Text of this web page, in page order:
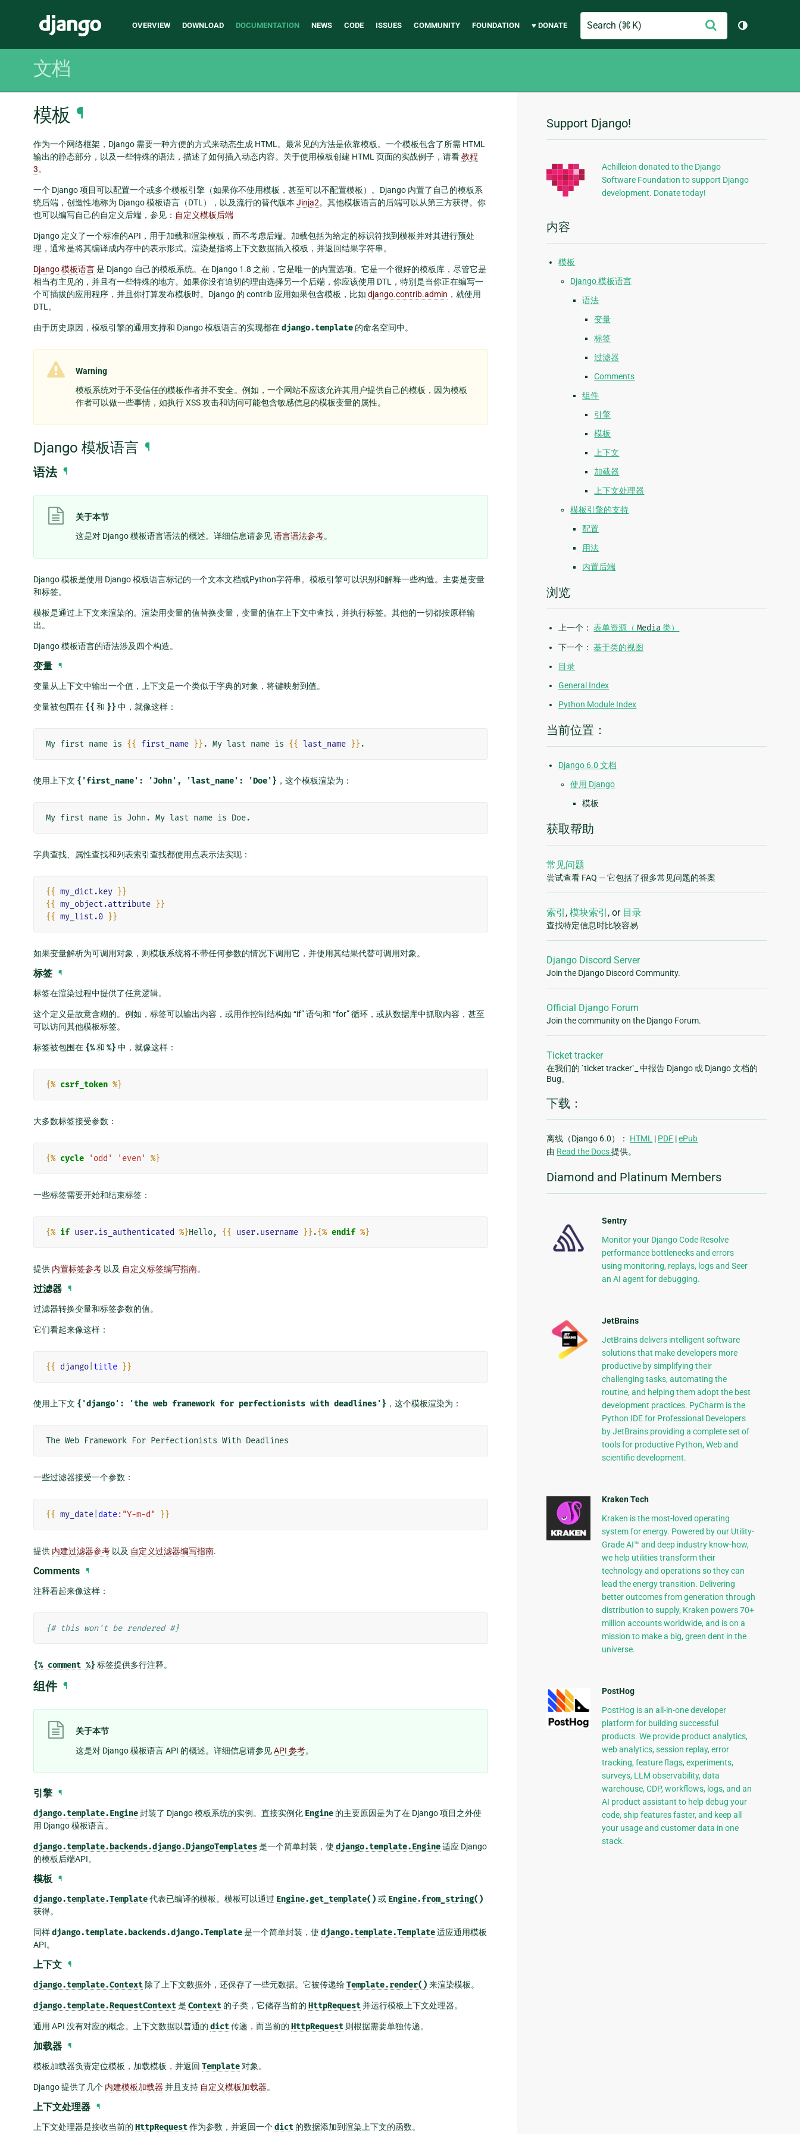
Django
Main
OVERVIEW DOWNLOAD DOCUMENTATION NEWS CODE ISSUES COMMUNITY FOUNDATION ♥ DONATE
Search
交
切换主题（
文档
模板 ¶
作为一个网络框架，Django 需要一种方便的方式来动态生成 HTML。最常见的方法是依靠模板。一个模板包含了所需 HTML
输出的静态部分，以及一些特殊的语法，描述了如何插入动态内容。关于使用模板创建 HTML 页面的实战例子，请看教程
3。
一个 Django 项目可以配置一个或多个模板引擎（如果你不使用模板，甚至可以不配置模板）。Django 内置了自己的模板系
统后端，创造性地称为 Django 模板语言（DTL），以及流行的替代版本 Jinja2。其他模板语言的后端可以从第三方获得。你
也可以编写自己的自定义后端，参见： 自定义模板后端
Django 定义了一个标准的API，用于加载和渲染模板，而不考虑后端。加载包括为给定的标识符找到模板并对其进行预处
理，通常是将其编译成内存中的表示形式。渲染是指将上下文数据插入模板，并返回结果字符串。
Django 模板语言是 Django 自己的模板系统。在 Django 1.8 之前，它是唯一的内置选项。它是一个很好的模板库，尽管它是
相当有主见的，并且有一些特殊的地方。如果你没有迫切的理由选择另一个后端，你应该使用 DTL，特别是当你正在编写一
个可插拔的应用程序，并且你打算发布模板时。Django 的 contrib 应用如果包含模板，比如 django.contrib.admin ，就使用
DTL。
由于历史原因，模板引擎的通用支持和 Django 模板语言的实现都在django.template 的命名空间中。
Warning
模板系统对于不受信任的模板作者并不安全。例如，一个网站不应该允许其用户提供自己的模板，因为模板
作者可以做一些事情，如执行 XSS 攻击和访问可能包含敏感信息的模板变量的属性。
Django 模板语言 ¶
语法 ¶
关于本节
这是对 Django 模板语言语法的概述。详细信息请参见语言语法参考。
Django 模板是使用 Django 模板语言标记的一个文本文档或Python字符串。模板引擎可以识别和解释一些构造。主要是变量
和标签。
模板是通过上下文来渲染的。渲染用变量的值替换变量，变量的值在上下文中查找，并执行标签。其他的一切都按原样输
出。
Django 模板语言的语法涉及四个构造。
变量 ¶
变量从上下文中输出一个值，上下文是一个类似于字典的对象，将键映射到值。
变量被包围在 {{ 和 }} 中，就像这样：
My first name is {{ first_name }} . My last name is {{ last_name }}
使用上下文 {'first_name': 'John', 'last_name': 'Doe'} ，这个模板渲染为：
字典查找、属性查找和列表索引查找都使用点表示法实现：
{{ my_dict.key }}
{{ my_object.attribute }}
{{ my_list.0 }}
如果变量解析为可调用对象，则模板系统将不带任何参数的情况下调用它，并使用其结果代替可调用对象。
标签 ¶
标签在渲染过程中提供了任意逻辑。
这个定义是故意含糊的。例如，标签可以输出内容，或用作控制结构如 “if” 语句和 “for” 循环，或从数据库中抓取内容，甚至
可以访问其他模板标签。
标签被包围在 {%和 %} 中，就像这样：
{% csrf_token %}
大多数标签接受参数：
{% cycle 'odd' 'even' %}
一些标签需要开始和结束标签：
{% if user.is_authenticated %}Hello, {{ user.username }} .{% endif %}
提供 内置标签参考 以及 自定义标签编写指南。
过滤器 ¶
过滤器转换变量和标签参数的值。
它们看起来像这样：
{{ django title }}
使用上下文 {'django': 'the web framework for perfectionists with deadlines'} ，这个模板渲染为：
一些过滤器接受一个参数：
{{ my_date date:"Y-m-d" }}
提供 内建过滤器参考 以及 自定义过滤器编写指南.
Comments ¶
注释看起来像这样：
{# this won't be rendered #}
{% comment %} 标签提供多行注释。
组件 ¶
关于本节
这是对 Django 模板语言 API 的概述。详细信息请参见API 参考。
引擎 ¶
django.template.Engine封装了 Django 模板系统的实例。直接实例化 Engine 的主要原因是为了在 Django 项目之外使
用 Django 模板语言。
django.template.backends.django.DjangoTemplates是一个简单封装，使 django.template.Engine适应 Django
的模板后端API。
模板 ¶
django.template.Template代表已编译的模板。模板可以通过 Engine.get_template() 或 Engine.from_string()
获得。
同样django.template.backends.django.Template是一个简单封装，使 django.template.Template适应通用模板
API。
上下文 ¶
django.template.Context 除了上下文数据外，还保存了一些元数据。它被传递给Template.render() 来渲染模板。
django.template.RequestContext是 Context 的子类，它储存当前的 HttpRequest并运行模板上下文处理器。
通用 API 没有对应的概念。上下文数据以普通的 dict传递，而当前的 HttpRequest 则根据需要单独传递。
加载器 ¶
模板加载器负责定位模板，加载模板，并返回 Template 对象。
Django 提供了几个 内建模板加载器 并且支持 自定义模板加载器。
上下文处理器 ¶
上下文处理器是接收当前的 HttpRequest作为参数，并返回一个dict 的数据添加到渲染上下文的函数。
附
加
信
息
Support Django!
Achilleion donated to the Django
Software Foundation to support Django
development. Donate today!
内容
模板
Django 模板语言
语法
变量
标签
过滤器
Comments
组件
引擎
模板
上下文
加载器
上下文处理器
模板引擎的支持
配置
用法
内置后端
浏览
上一个：表单资源（Media类）
下一个：基于类的视图
目录
General Index
Python Module Index
当前位置：
Django 6.0 文档
使用 Django
模板
获取帮助
常见问题
尝试查看 FAQ — 它包括了很多常见问题的答案
索引 ,模块索引 , or 目录
查找特定信息时比较容易
Django Discord Server
Join the Django Discord Community.
Official Django Forum
Join the community on the Django Forum.
Ticket tracker
在我们的 `ticket tracker`_ 中报告 Django 或 Django 文档的
Bug。
下载：
离线（Django 6.0）： HTML | PDF |ePub
由 Read the Docs提供。
Diamond and Platinum Members
Sentry
Monitor your Django Code Resolve
performance bottlenecks and errors
using monitoring, replays, logs and Seer
an AI agent for debugging.
JetBrains
JetBrains delivers intelligent software
solutions that make developers more
productive by simplifying their
challenging tasks, automating the
routine, and helping them adopt the best
development practices. PyCharm is the
Python IDE for Professional Developers
by JetBrains providing a complete set of
tools for productive Python, Web and
scientific development.
Kraken Tech
Kraken is the most-loved operating
system for energy. Powered by our Utility-
Grade AI™ and deep industry know-how,
we help utilities transform their
technology and operations so they can
lead the energy transition. Delivering
better outcomes from generation through
distribution to supply, Kraken powers 70+
million accounts worldwide, and is on a
mission to make a big, green dent in the
universe.
PostHog
PostHog is an all-in-one developer
platform for building successful
products. We provide product analytics,
web analytics, session replay, error
tracking, feature flags, experiments,
surveys, LLM observability, data
warehouse, CDP, workflows, logs, and an
AI product assistant to help debug your
code, ship features faster, and keep all
your usage and customer data in one
stack.